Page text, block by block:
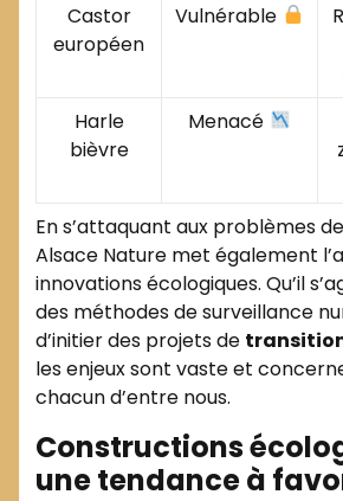
Castor
européen
Vulnérable
Harle
bièvre
Menacé
En s’attaquant aux problèmes
Alsace Nature met également
innovations écologiques. Qu’il
des méthodes de surveillance
d’initier des projets de
les enjeux sont vaste et
chacun d’entre nous.
Constructions
une tendance à